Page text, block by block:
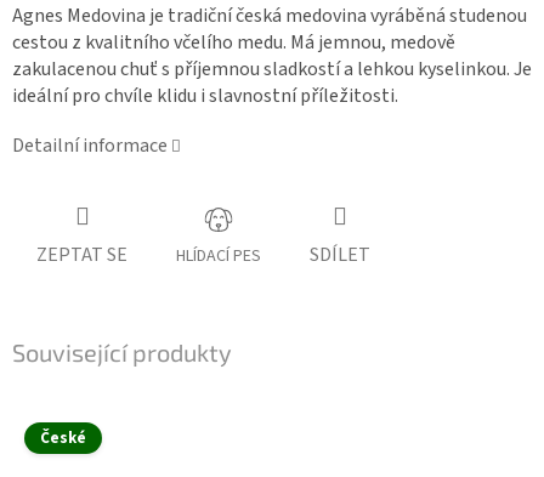
Agnes Medovina je tradiční česká medovina vyráběná studenou
cestou z kvalitního včelího medu. Má jemnou, medově
zakulacenou chuť s příjemnou sladkostí a lehkou kyselinkou. Je
ideální pro chvíle klidu i slavnostní příležitosti.
Detailní informace
ZEPTAT SE HLÍDACÍ PES SDÍLET
Související produkty
České